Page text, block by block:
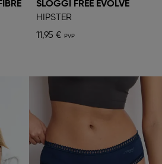
SLOGGI FREE EVOLVE
HIPSTER
11,95 €